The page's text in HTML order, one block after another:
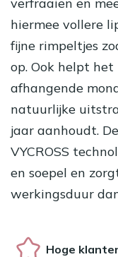
hiermee vollere
fijne rimpeltjes
op. Ook helpt
afhangende
natuurlijke
jaar aanhoudt.
VYCROSS
en soepel en
werkingsduur
Hoge